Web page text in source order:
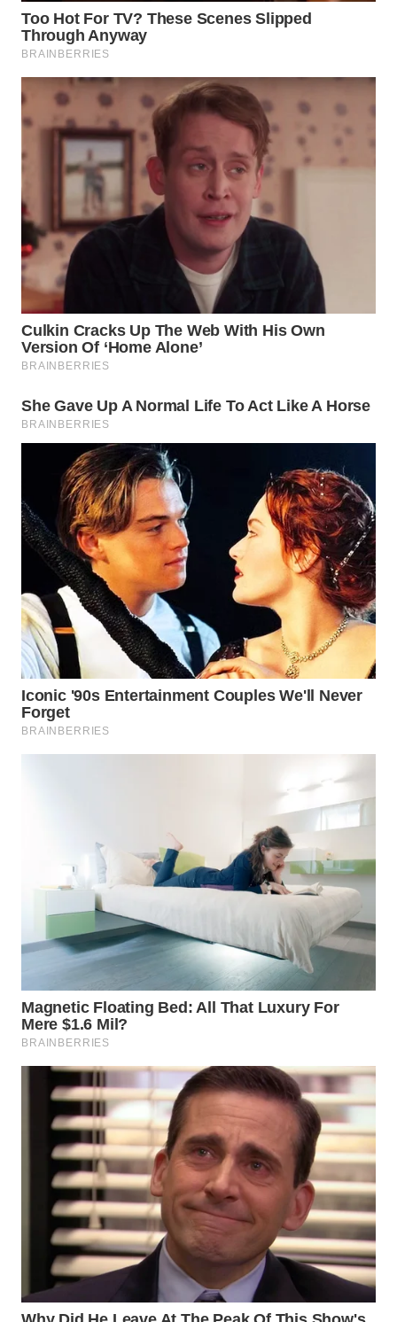
WN
NIAS
WN
LANGKAT
WN
TAPANULI
SELATAN
WN
TANJUNG
LESUNG
WN
KARO
SIMALUNGUN
WN
LABUHANBATU
WN
TAPANULI
TENGAH
WN DELI
SERDANG
WN
TEBING
TINGGI
KARAWANG
WN
BEKASI
WN
DEPOK
WN
TAPANULI
UTARA
WN
SAMOSIR
WN
PADANG
LAWAS